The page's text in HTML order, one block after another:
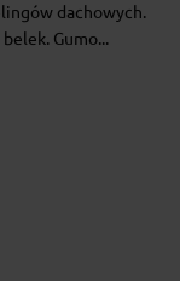
dachowych.
Gumo...